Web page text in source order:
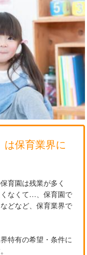
は保育業界に
育園は残業が多く
なくて…、保育園で
どなど、保育業界で
特有の希望・条件に